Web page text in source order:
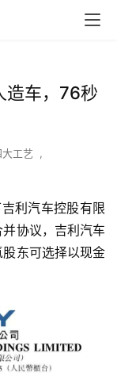
造车，76秒
工艺
,
利汽车控股有限
协议，吉利汽车
东可选择以现金